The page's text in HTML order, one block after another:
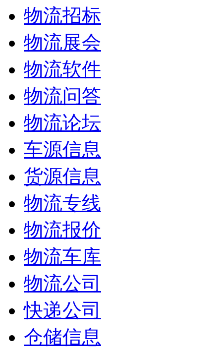
物流招标
物流展会
物流软件
物流问答
物流论坛
车源信息
货源信息
物流专线
物流报价
物流车库
物流公司
快递公司
仓储信息